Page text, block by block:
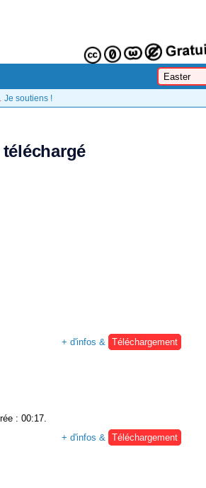
Je soutiens !
+ d'infos &
Téléchargement
: 00:17.
+ d'infos &
Téléchargement